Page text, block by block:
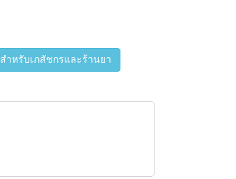
สำหรับเภสัชกรและร้านยา